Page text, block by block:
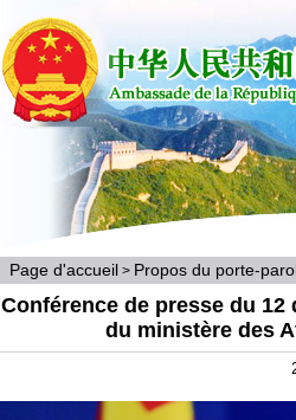
Page d'accueil > Propos du porte-
Conférence de presse du 12
du ministère des